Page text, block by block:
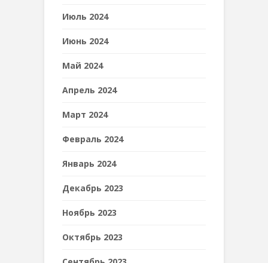
Июль 2024
Июнь 2024
Май 2024
Апрель 2024
Март 2024
Февраль 2024
Январь 2024
Декабрь 2023
Ноябрь 2023
Октябрь 2023